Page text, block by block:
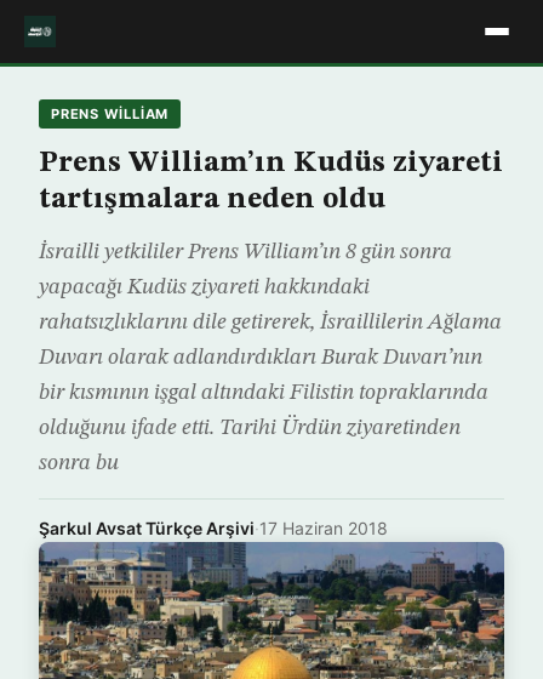
PRENS WILLIAM
Prens William’ın Kudüs ziyareti
tartışmalara neden oldu
İsrailli yetkililer Prens William’ın 8 gün sonra
yapacağı Kudüs ziyareti hakkındaki
rahatsızlıklarını dile getirerek, İsraillilerin Ağlama
Duvarı olarak adlandırdıkları Burak Duvarı’nın
bir kısmının işgal altındaki Filistin topraklarında
olduğunu ifade etti. Tarihi Ürdün ziyaretinden
sonra bu
Şarkul Avsat Türkçe Arşivi·17 Haziran 2018